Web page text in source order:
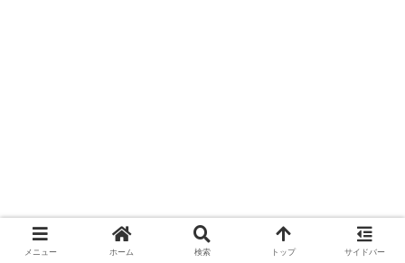
メニュー ホーム 検索 トップ サイドバー